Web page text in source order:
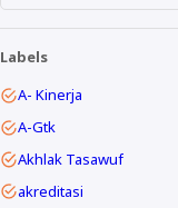
Labels
A- Kinerja
A-Gtk
Akhlak Tasawuf
akreditasi